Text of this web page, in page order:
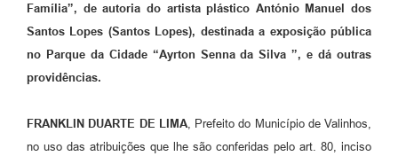
Conselhos Municipais
Projetos
Contas Públicas
Editais
Links
Família”, de autoria do artista plástico António Manuel dos
Santos Lopes (Santos Lopes), destinada a exposição pública
no Parque da Cidade “Ayrton Senna da Silva ”, e dá outras
providências.
FRANKLIN DUARTE DE LIMA, Prefeito do Município de Valinhos,
no uso das atribuições que lhe são conferidas pelo art. 80, inciso